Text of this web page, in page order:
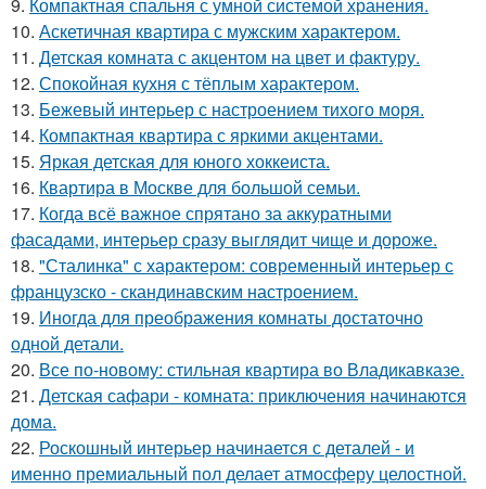
9. Компактная спальня с умной системой хранения.
10. Аскетичная квартира с мужским характером.
11. Детская комната с акцентом на цвет и фактуру.
12. Спокойная кухня с тёплым характером.
13. Бежевый интерьер с настроением тихого моря.
14. Компактная квартира с яркими акцентами.
15. Яркая детская для юного хоккеиста.
16. Квартира в Москве для большой семьи.
17. Когда всё важное спрятано за аккуратными
фасадами, интерьер сразу выглядит чище и дороже.
18. "Сталинка" с характером: современный интерьер с
французско - скандинавским настроением.
19. Иногда для преображения комнаты достаточно
одной детали.
20. Все по-новому: стильная квартира во Владикавказе.
21. Детская сафари - комната: приключения начинаются
дома.
22. Роскошный интерьер начинается с деталей - и
именно премиальный пол делает атмосферу целостной.